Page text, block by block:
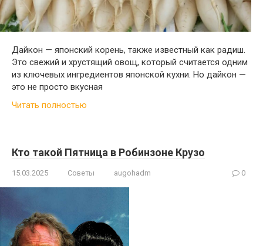
Дайкон — японский корень, также известный как радиш.
Это свежий и хрустящий овощ, который считается одним
из ключевых ингредиентов японской кухни. Но дайкон —
это не просто вкусная
Читать полностью
Кто такой Пятница в Робинзоне Крузо
15.03.2025 Советы augohadm 0